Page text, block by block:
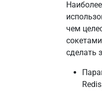
чем
сделать